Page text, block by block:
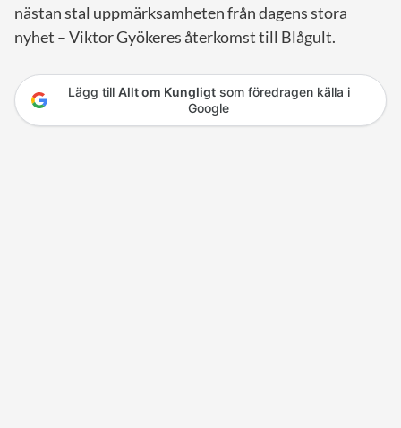
nästan stal uppmärksamheten från dagens stora
nyhet – Viktor Gyökeres återkomst till Blågult.
Lägg till Allt om Kungligtsom föredragen källa i
Google